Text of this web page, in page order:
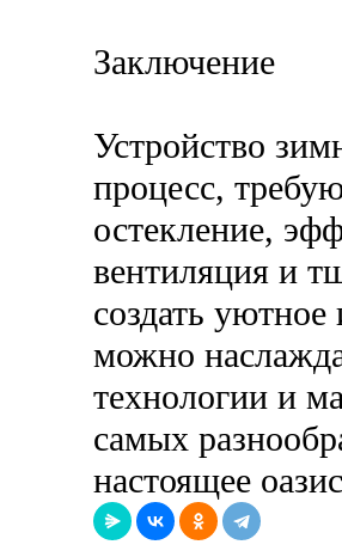
Заключение
Устройство
процесс,
остекление,
вентиляция и
создать
можно
технологии и
самых
настоящее